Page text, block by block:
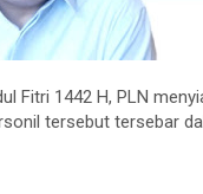
Fitri 1442 H, PLN
tersebut tersebar